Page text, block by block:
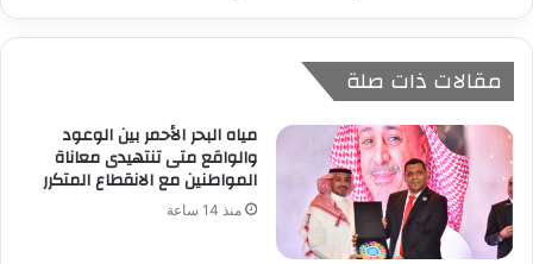
مقالات ذات صلة
مياه البحر الأحمر بين الوعود
والواقع متى تنتهيدى معاناة
المواطنين مع الانقطاع المتكرر
منذ 14 ساعة